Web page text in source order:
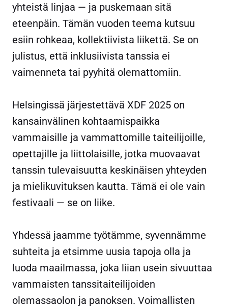
yhteistä linjaa — ja puskemaan sitä
eteenpäin. Tämän vuoden teema kutsuu
esiin rohkeaa, kollektiivista liikettä. Se on
julistus, että inklusiivista tanssia ei
vaimenneta tai pyyhitä olemattomiin.
Helsingissä järjestettävä XDF 2025 on
kansainvälinen kohtaamispaikka
vammaisille ja vammattomille taiteilijoille,
opettajille ja liittolaisille, jotka muovaavat
tanssin tulevaisuutta keskinäisen yhteyden
ja mielikuvituksen kautta. Tämä ei ole vain
festivaali — se on liike.
Yhdessä jaamme työtämme, syvennämme
suhteita ja etsimme uusia tapoja olla ja
luoda maailmassa, joka liian usein sivuuttaa
vammaisten tanssitaiteilijoiden
olemassaolon ja panoksen. Voimallisten